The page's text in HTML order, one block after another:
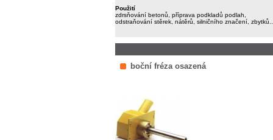
Použití
zdrsňování betonů, příprava podkladů podlah,
odstraňování stěrek, nátěrů, silničního značení,
boční fréza osazená